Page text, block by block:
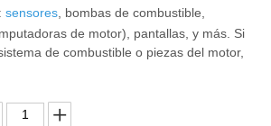
sensores , bombas de combustible,
de motor) , pantallas, y más. Si
de combustible o piezas del motor,